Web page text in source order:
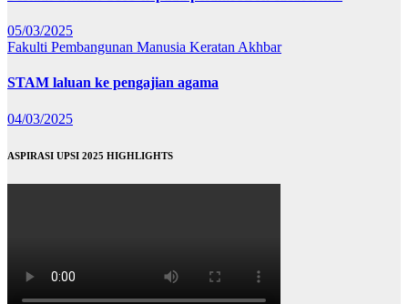
05/03/2025
Fakulti Pembangunan Manusia Keratan Akhbar
STAM laluan ke pengajian agama
04/03/2025
ASPIRASI UPSI 2025 HIGHLIGHTS